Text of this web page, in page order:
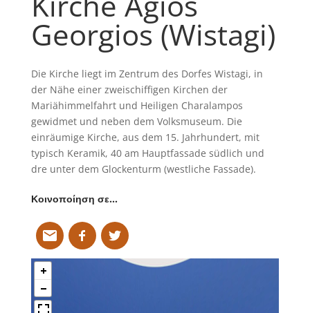
Georgios (Wistagi)
Die Kirche liegt im Zentrum des Dorfes Wistagi, in
der Nähe einer zweischiffigen Kirchen der
Mariähimmelfahrt und Heiligen Charalampos
gewidmet und neben dem Volksmuseum. Die
einräumige Kirche, aus dem 15. Jahrhundert, mit
typisch Keramik, 40 am Hauptfassade südlich und
dre unter dem Glockenturm (westliche Fassade).
Κοινοποίηση σε…